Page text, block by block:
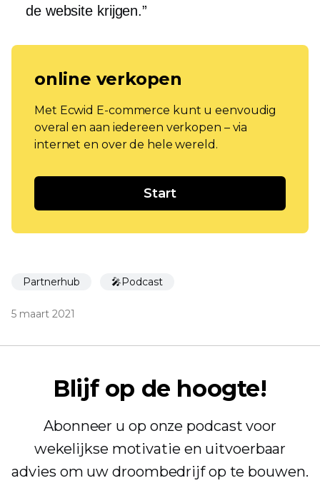
de website krijgen.”
online verkopen
Met Ecwid E-commerce kunt u eenvoudig
overal en aan iedereen verkopen – via
internet en over de hele wereld.
Start
Partnerhub 🎤Podcast
5 maart 2021
Blijf op de hoogte!
Abonneer u op onze podcast voor
wekelijkse motivatie en uitvoerbaar
advies om uw droombedrijf op te bouwen.